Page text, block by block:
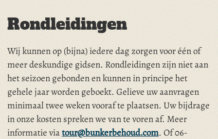
Rondleidingen
Wij kunnen op (bijna) iedere dag zorgen voor één of
meer deskundige gidsen. Rondleidingen zijn niet aan
het seizoen gebonden en kunnen in principe het
gehele jaar worden geboekt. Gelieve uw aanvragen
minimaal twee weken vooraf te plaatsen. Uw bijdrage
in onze kosten spreken we van te voren af. Meer
informatie viatour@bunkerbehoud.com. Of 06-